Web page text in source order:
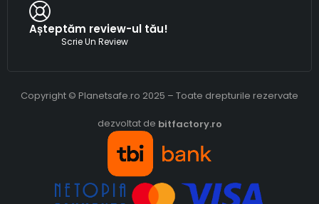
Așteptăm review-ul tău!
Scrie Un Review
Copyright © Planetsafe.ro 2025 – Toate drepturile rezervate
dezvoltat de bitfactory.ro